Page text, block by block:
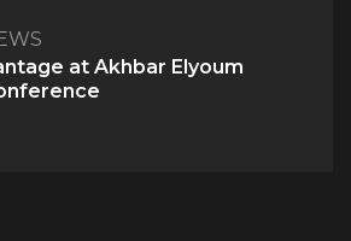
at Akhbar Elyoum